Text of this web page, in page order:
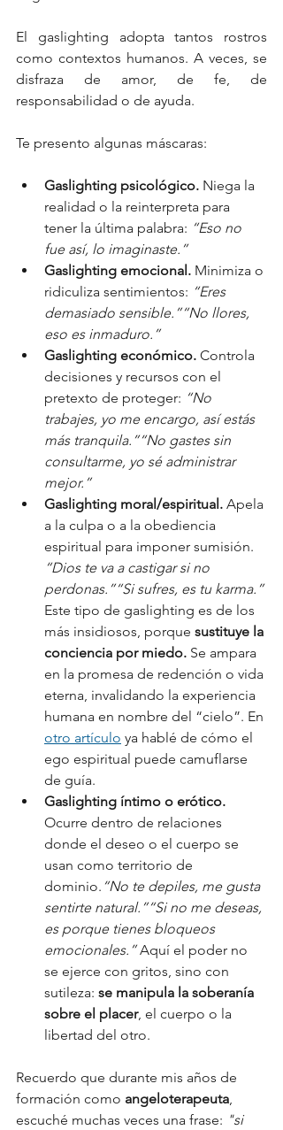
El gaslighting adopta tantos rostros
como contextos humanos. A veces, se
disfraza de amor, de fe, de
responsabilidad o de ayuda.
Te presento algunas máscaras:
Gaslighting psicológico. Niega la
realidad o la reinterpreta para
tener la última palabra: “Eso no
fue así, lo imaginaste.”
Gaslighting emocional. Minimiza o
ridiculiza sentimientos: “Eres
demasiado sensible.”“No llores,
eso es inmaduro.”
Gaslighting económico. Controla
decisiones y recursos con el
pretexto de proteger: “No
trabajes, yo me encargo, así estás
más tranquila.”“No gastes sin
consultarme, yo sé administrar
mejor.”
Gaslighting moral/espiritual. Apela
a la culpa o a la obediencia
espiritual para imponer sumisión.
“Dios te va a castigar si no
perdonas.”“Si sufres, es tu karma.”
Este tipo de gaslighting es de los
más insidiosos, porque sustituye la
conciencia por miedo. Se ampara
en la promesa de redención o vida
eterna, invalidando la experiencia
humana en nombre del “cielo”. En
otro artículo ya hablé de cómo el
ego espiritual puede camuflarse
de guía.
Gaslighting íntimo o erótico.
Ocurre dentro de relaciones
donde el deseo o el cuerpo se
usan como territorio de
dominio. “No te depiles, me gusta
sentirte natural.”“Si no me deseas,
es porque tienes bloqueos
emocionales.” Aquí el poder no
se ejerce con gritos, sino con
sutileza: se manipula la soberanía
sobre el placer, el cuerpo o la
libertad del otro.
Recuerdo que durante mis años de
formación como angeloterapeuta,
escuché muchas veces una frase: "si